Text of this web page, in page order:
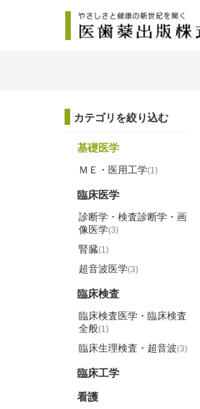
カテゴリを絞り込む
基礎医学
ＭＥ・医用工学(1)
臨床医学
診断学・検査診断学・画
像医学(3)
腎臓(1)
超音波医学(3)
臨床検査
臨床検査医学・臨床検査
全般(1)
臨床生理検査・超音波(3)
臨床工学
看護